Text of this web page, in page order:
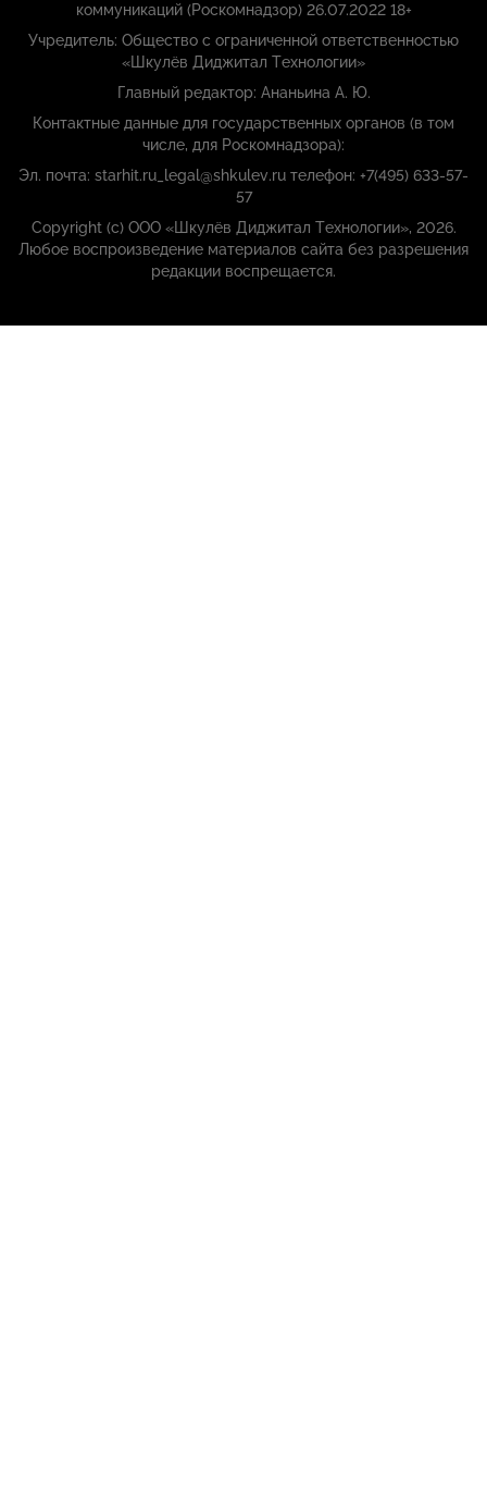
коммуникаций (Роскомнадзор) 26.07.2022 18+
Учредитель: Общество с ограниченной ответственностью
«Шкулёв Диджитал Технологии»
Главный редактор: Ананьина А. Ю.
Контактные данные для государственных органов (в том
числе, для Роскомнадзора):
Эл. почта: starhit.ru_legal@shkulev.ru телефон: +7(495) 633-57-
57
Copyright (с) ООО «Шкулёв Диджитал Технологии», 2026.
Любое воспроизведение материалов сайта без разрешения
редакции воспрещается.